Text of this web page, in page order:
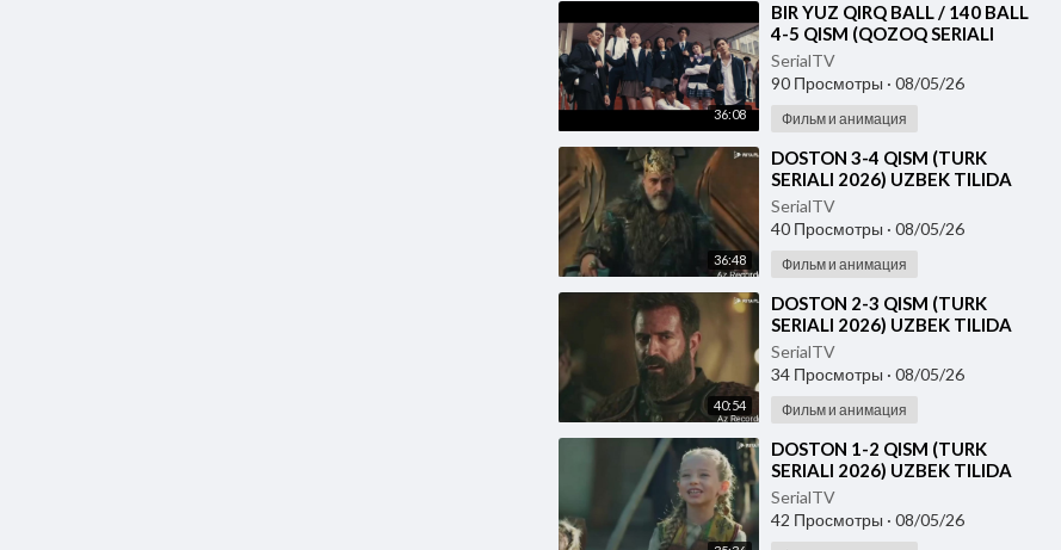
36:08
⁣⁣BIR YUZ QIRQ BALL / 140 BALL
4-5 QISM (QOZOQ SERIALI
2026) UZBEK TILIDA
SerialTV
90 Просмотры · 08/05/26
Фильм и анимация
36:48
⁣DOSTON 3-4 QISM (TURK
SERIALI 2026) UZBEK TILIDA
SerialTV
40 Просмотры · 08/05/26
Фильм и анимация
40:54
⁣DOSTON 2-3 QISM (TURK
SERIALI 2026) UZBEK TILIDA
SerialTV
34 Просмотры · 08/05/26
Фильм и анимация
⁣DOSTON 1-2 QISM (TURK
SERIALI 2026) UZBEK TILIDA
SerialTV
42 Просмотры · 08/05/26